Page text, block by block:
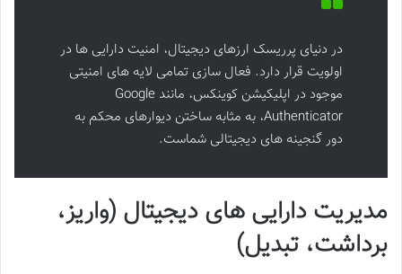
در دنیای پرریسک ارزهای دیجیتال، امنیت دارایی ها در
اولویت قرار دارد. فعال سازی تمامی لایه های امنیتی
موجود در اپلیکیشن کوینکس، مانند Google
Authenticator، به مثابه ساختن دیوارهای محکم به
دور گنجینه های دیجیتالی شماست.
مدیریت دارایی های دیجیتال (واریز،
برداشت، تبدیل)